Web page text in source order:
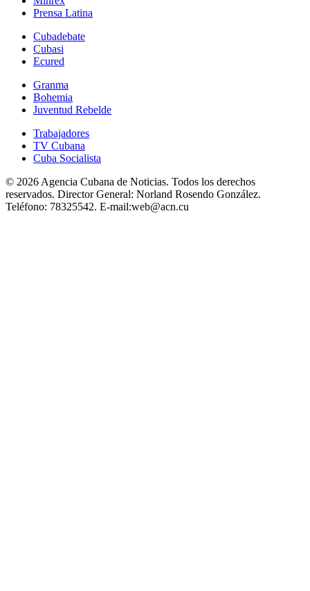
Prensa Latina
Cubadebate
Cubasi
Ecured
Granma
Bohemia
Juventud Rebelde
Trabajadores
TV Cubana
Cuba Socialista
© 2026 Agencia Cubana de Noticias. Todos los derechos
reservados. Director General: Norland Rosendo González.
Teléfono: 78325542. E-mail:web@acn.cu